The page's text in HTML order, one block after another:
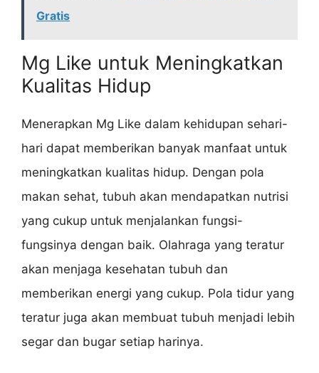
Gratis
Mg Like untuk Meningkatkan
Kualitas Hidup
Menerapkan Mg Like dalam kehidupan sehari-
hari dapat memberikan banyak manfaat untuk
meningkatkan kualitas hidup. Dengan pola
makan sehat, tubuh akan mendapatkan nutrisi
yang cukup untuk menjalankan fungsi-
fungsinya dengan baik. Olahraga yang teratur
akan menjaga kesehatan tubuh dan
memberikan energi yang cukup. Pola tidur yang
teratur juga akan membuat tubuh menjadi lebih
segar dan bugar setiap harinya.